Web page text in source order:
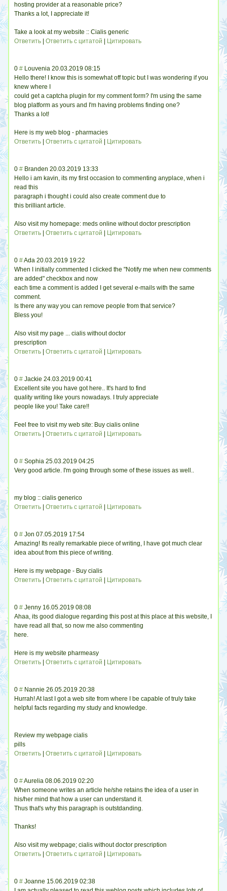
hosting provider at a reasonable price?
Thanks a lot, I appreciate it!
Take a look at my website :: Cialis generic
Ответить |Ответить с цитатой Цитировать
0 # Louvenia 20.03.2019 08:15
Hello there! I know this is somewhat off topic but I was wondering if you
knew where I
could get a captcha plugin for my comment form? I'm using the same
blog platform as yours and I'm having problems finding one?
Thanks a lot!
Here is my web blog - pharmacies
Ответить |Ответить с цитатой Цитировать
0 # Branden 20.03.2019 13:33
Hello i am kavin, its my first occasion to commenting anyplace, when i
read this
paragraph i thought i could also create comment due to
this brilliant article.
Also visit my homepage: meds online without doctor prescription
Ответить |Ответить с цитатой Цитировать
0 #Ada 20.03.2019 19:22
When I initially commented I clicked the "Notify me when new comments
are added" checkbox and now
each time a comment is added I get several e-mails with the same
comment.
Is there any way you can remove people from that service?
Bless you!
Also visit my page ... cialis without doctor
prescription
Ответить |Ответить с цитатой Цитировать
0 # Jackie 24.03.2019 00:41
Excellent site you have got here.. It's hard to find
quality writing like yours nowadays. I truly appreciate
people like you! Take care!!
Feel free to visit my web site: Buy cialis online
Ответить |Ответить с цитатой Цитировать
0 # Sophia 25.03.2019 04:25
Very good article. I'm going through some of these issues as well..
my blog :: cialis generico
Ответить |Ответить с цитатой Цитировать
0 # Jon 07.05.2019 17:54
Amazing! Its really remarkable piece of writing, I have got much clear
idea about from this piece of writing.
Here is my webpage - Buy cialis
Ответить |Ответить с цитатой Цитировать
0 # Jenny 16.05.2019 08:08
Ahaa, its good dialogue regarding this post at this place at this website, I
have read all that, so now me also commenting
here.
Here is my website pharmeasy
Ответить |Ответить с цитатой Цитировать
0 # Nannie 26.05.2019 20:38
Hurrah! At last I got a web site from where I be capable of truly take
helpful facts regarding my study and knowledge.
Review my webpage cialis
pills
Ответить |Ответить с цитатой Цитировать
0 #Aurelia 08.06.2019 02:20
When someone writes an article he/she retains the idea of a user in
his/her mind that how a user can understand it.
Thus that's why this paragraph is outstdanding.
Thanks!
Also visit my webpage; cialis without doctor prescription
Ответить |Ответить с цитатой Цитировать
0 # Joanne 15.06.2019 02:38